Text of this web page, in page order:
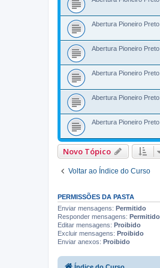
Abertura Pioneiro
Abertura Pioneiro
Abertura Pioneiro
Abertura Pioneiro
Abertura Pioneiro
Novo Tópico
Voltar ao Índice do Curso
PERMISSÕES DA PASTA
Enviar mensagens: Permitido
Responder mensagens: Permitido
Editar mensagens: Proibido
Excluir mensagens: Proibido
Enviar anexos: Proibido
Índice do Curso